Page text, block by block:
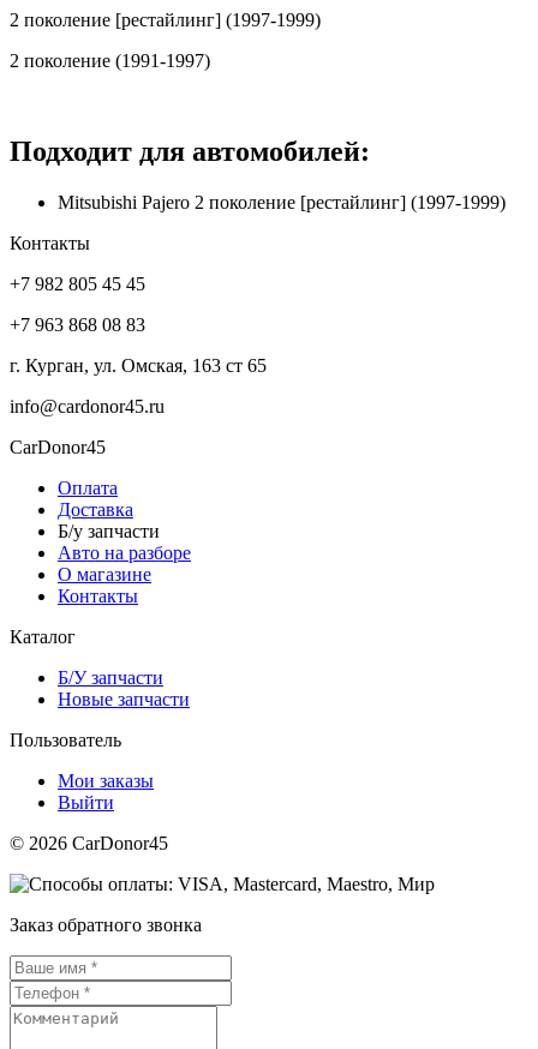
2 поколение [рестайлинг] (1997-1999)
2 поколение (1991-1997)
Подходит для автомобилей:
Mitsubishi Pajero 2 поколение [рестайлинг] (1997-1999)
Контакты
+7 982 805 45 45
+7 963 868 08 83
г. Курган, ул. Омская, 163 ст 65
info@cardonor45.ru
CarDonor45
Оплата
Доставка
Б/у запчасти
Авто на разборе
О магазине
Контакты
Каталог
Б/У запчасти
Новые запчасти
Пользователь
Мои заказы
Выйти
© 2026 CarDonor45
Заказ обратного звонка